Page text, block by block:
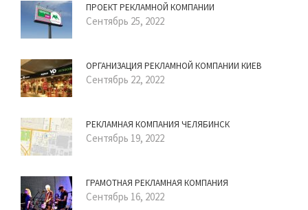
ПРОЕКТ РЕКЛАМНОЙ КОМПАНИИ
Сентябрь 25, 2022
ОРГАНИЗАЦИЯ РЕКЛАМНОЙ КОМПАНИИ КИЕВ
Сентябрь 22, 2022
РЕКЛАМНАЯ КОМПАНИЯ ЧЕЛЯБИНСК
Сентябрь 19, 2022
ГРАМОТНАЯ РЕКЛАМНАЯ КОМПАНИЯ
Сентябрь 16, 2022